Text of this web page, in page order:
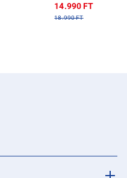
14.990 FT
18.990 FT